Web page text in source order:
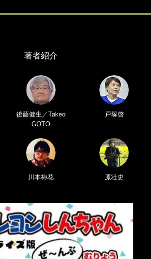
著者紹介
後藤健生／Takeo
GOTO
戸塚啓
川本梅花 原壮史